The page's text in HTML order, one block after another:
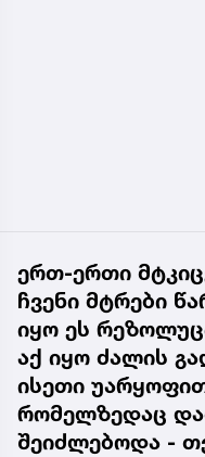
ერთ-ერთი
ჩვენი მტრები
იყო ეს
აქ იყო ძალის
ისეთი
რომელზედაც
შეიძლებოდა -